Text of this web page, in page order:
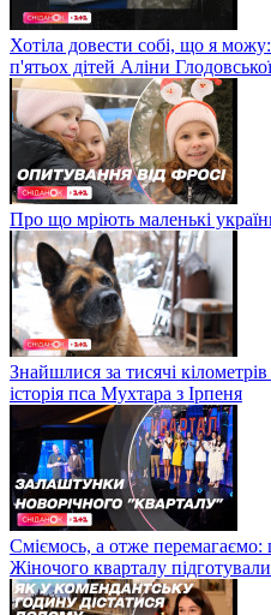
Хотіла довести собі, що я
п'ятьох дітей Аліни Глодовської
Про що мріють маленькі
Знайшлися за тисячі
історія пса Мухтара з Ірпеня
Сміємось, а отже перемагаємо:
Жіночого кварталу